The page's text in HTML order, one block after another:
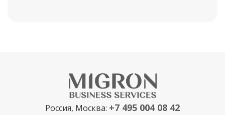
Россия, Москва: +7 495 004 08 42